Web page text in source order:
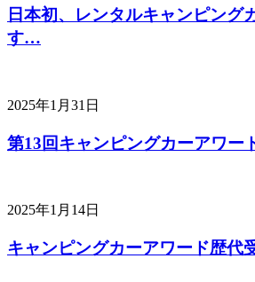
日本初、レンタルキャンピング
す…
2025年1月31日
第13回キャンピングカーアワー
2025年1月14日
キャンピングカーアワード歴代